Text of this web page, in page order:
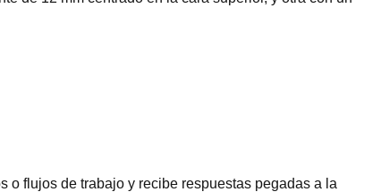
o flujos de trabajo y recibe respuestas pegadas a la